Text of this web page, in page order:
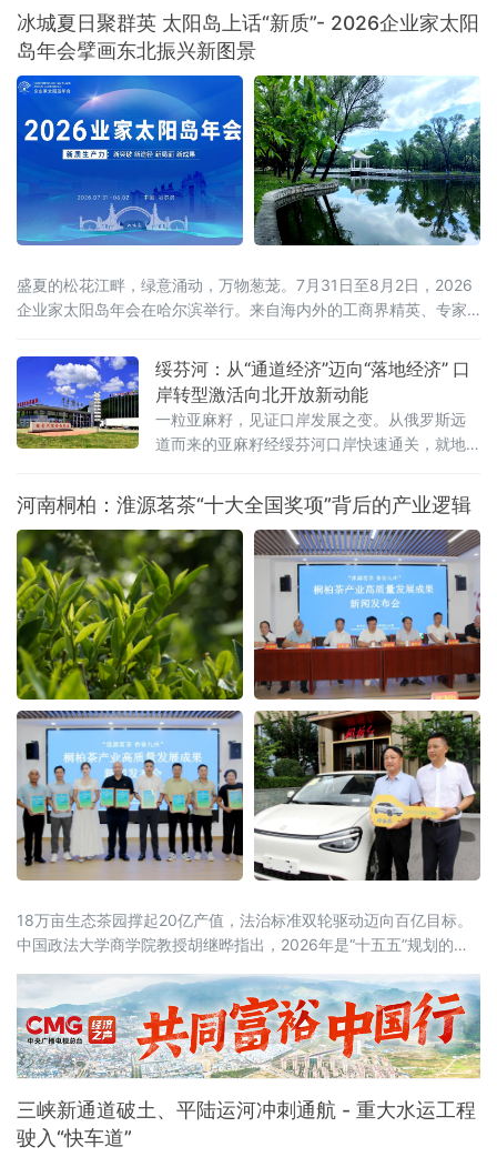
沛，孕育出独有的山地小气候，冬无严寒、夏无酷暑，夏季昼夜温
差分明，空气温润通透，是静养元气、调理身心的天然福地，为当
地发展高端康养旅居产业，构筑了其他区域难以复刻的生态底层
冰城夏日聚群英 太阳岛上话“新质”- 2026企业家太阳
岛年会擘画东北振兴新图景
盛夏的松花江畔，绿意涌动，万物葱茏。7月31日至8月2日，2026
企业家太阳岛年会在哈尔滨举行。来自海内外的工商界精英、专家
打磨，企业家太阳岛年会已成长为新华社社级标志性论坛，形成“南
有博鳌，北有太阳岛”的全国产业对话IP。本届年会以“新质生产力：
新突破 新途径 新局面 新成果”为核心主题，锚定哈尔滨“三城三
绥芬河：从“通道经济”迈向“落地经济” 口
岸转型激活向北开放新动能
一粒亚麻籽，见证口岸发展之变。从俄罗斯远
道而来的亚麻籽经绥芬河口岸快速通关，就地
后，是百年口岸绥芬河奋力摆脱传统“通道经
济”，聚力发展落地加工，生动展现百年口岸
由“通道经济”向“落地经济”稳步转型的生动实
践。
河南桐柏：淮源茗茶“十大全国奖项”背后的产业逻辑
18万亩生态茶园撑起20亿产值，法治标准双轮驱动迈向百亿目标。
中国政法大学商学院教授胡继晔指出，2026年是“十五五”规划的开
（2026—2030年）》，明确到2030年全产业链规模达1.5万亿元的
目标，《扩大消费“十五五”规划》更是将茶叶列为历史经典产业；桐
柏茶产业深度契合国家
三峡新通道破土、平陆运河冲刺通航 - 重大水运工程
驶入“快车道”